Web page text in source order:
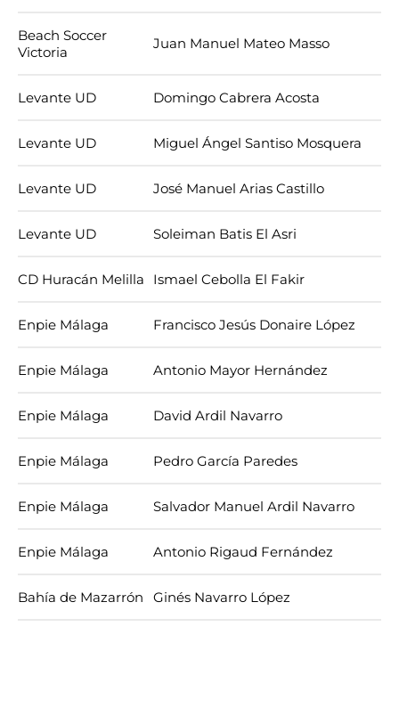
Beach Soccer
Victoria
Juan Manuel Mateo Masso
Levante UD Domingo Cabrera Acosta
Levante UD Miguel Ángel Santiso Mosquera
Levante UD José Manuel Arias Castillo
Levante UD Soleiman Batis El Asri
CD Huracán Melilla Ismael Cebolla El Fakir
Enpie Málaga Francisco Jesús Donaire López
Enpie Málaga Antonio Mayor Hernández
Enpie Málaga David Ardil Navarro
Enpie Málaga Pedro García Paredes
Enpie Málaga Salvador Manuel Ardil Navarro
Enpie Málaga Antonio Rigaud Fernández
Bahía de Mazarrón Ginés Navarro López